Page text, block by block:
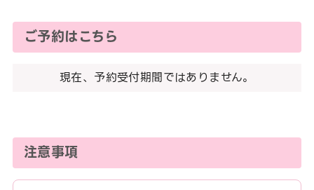
ご予約はこちら
現在、予約受付期間ではありません。
注意事項